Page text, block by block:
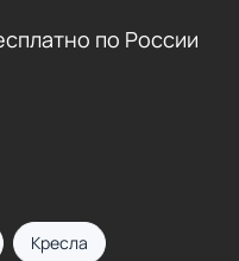
по России
Кресла